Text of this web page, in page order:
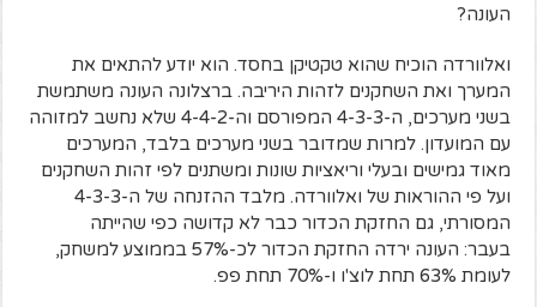
העונה?
ואלוורדה הוכיח שהוא טקטיקן בחסד. הוא יודע להתאים את
המערך ואת השחקנים לזהות היריבה. ברצלונה העונה משתמשת
בשני מערכים, ה-4-3-3 המפורסם וה-4-4-2 שלא נחשב למזוהה
עם המועדון. למרות שמדובר בשני מערכים בלבד, המערכים
מאוד גמישים ובעלי וריאציות שונות ומשתנים לפי זהות השחקנים
ועל פי ההוראות של ואלוורדה.
מלבד ההזנחה של ה-4-3-3
המסורתי, גם החזקת הכדור כבר לא קדושה כפי שהייתה
בעבר:
העונה ירדה החזקת הכדור לכ-57% בממוצע למשחק,
לעומת 63% תחת לוצ'ו ו-70% תחת פפ.